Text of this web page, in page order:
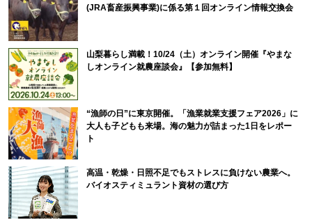
(JRA畜産振興事業)に係る第１回オンライン情報交換会
山梨暮らし満載！10/24（土）オンライン開催『やまな
しオンライン就農座談会』【参加無料】
“漁師の日”に東京開催。「漁業就業支援フェア2026」に
大人も子どもも来場。海の魅力が詰まった1日をレポー
ト
高温・乾燥・日照不足でもストレスに負けない農業へ。
バイオスティミュラント資材の選び方